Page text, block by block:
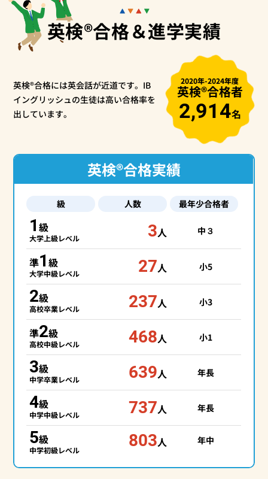
英検®合格＆進学実績
英検®合格には英会話が近道です。 IB
イングリッシュの生徒は高い合格率を
出しています。
2020年-2024年度
英検®合格者
2,914名
英検®合格実績
級 人数 最年少合格者
1級
大学上級レベル 3人 中３
準1級
大学中級レベル 27人 小5
2級
高校卒業レベル 237人 小3
準2級
高校中級レベル 468人 小1
3級
中学卒業レベル 639人 年長
4級
中学中級レベル 737人 年長
5級
中学初級レベル 803人 年中